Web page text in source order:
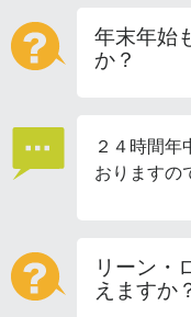
年末年始
か？
２４時間年
おりますの
リーン・
えますか